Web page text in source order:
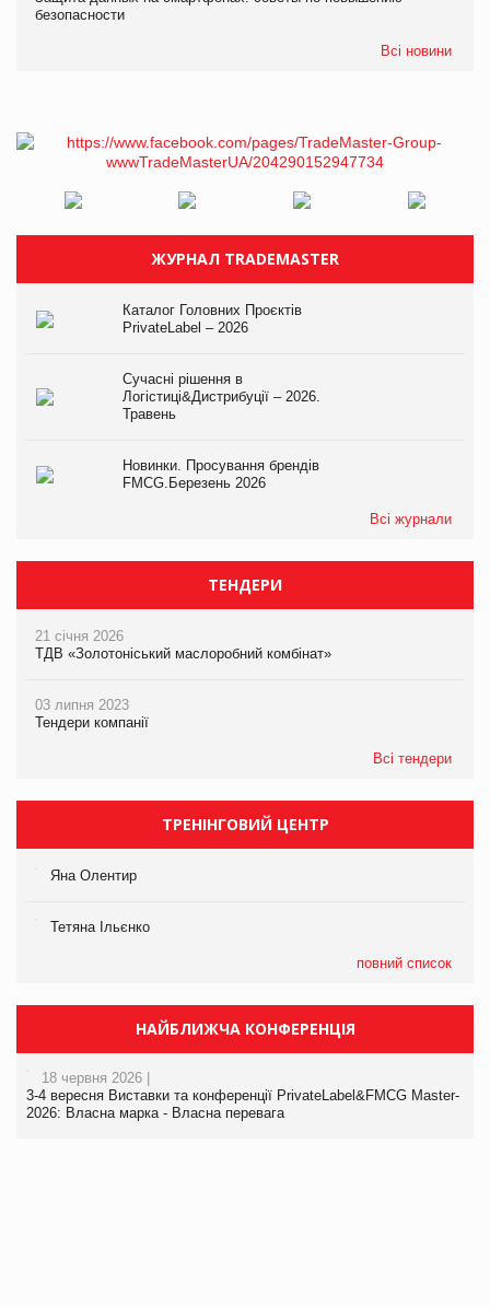
безопасности
Всі новини
ЖУРНАЛ TRADEMASTER
Каталог Головних Проєктів
PrivateLabel – 2026
Сучасні рішення в
Логістиці&Дистрибуції – 2026.
Травень
Новинки. Просування брендів
FMCG.Березень 2026
Всі журнали
ТЕНДЕРИ
21 січня 2026
ТДВ «Золотоніський маслоробний комбінат»
03 липня 2023
Тендери компанії
Всі тендери
ТРЕНІНГОВИЙ ЦЕНТР
Яна Олентир
Тетяна Ільєнко
повний список
НАЙБЛИЖЧА КОНФЕРЕНЦІЯ
18 червня 2026 |
3-4 вересня Виставки та конференції PrivateLabel&FMCG Master-
2026: Власна марка - Власна перевага